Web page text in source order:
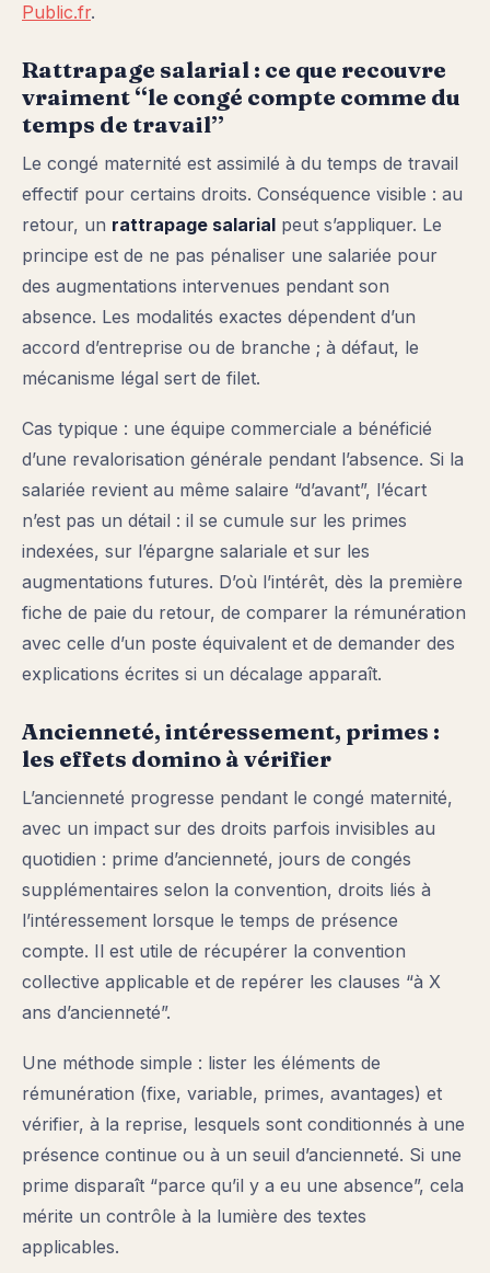
Public.fr.
Rattrapage salarial : ce que recouvre
vraiment “le congé compte comme du
temps de travail”
Le congé maternité est assimilé à du temps de travail
effectif pour certains droits. Conséquence visible : au
retour, un rattrapage salarial peut s’appliquer. Le
principe est de ne pas pénaliser une salariée pour
des augmentations intervenues pendant son
absence. Les modalités exactes dépendent d’un
accord d’entreprise ou de branche ; à défaut, le
mécanisme légal sert de filet.
Cas typique : une équipe commerciale a bénéficié
d’une revalorisation générale pendant l’absence. Si la
salariée revient au même salaire “d’avant”, l’écart
n’est pas un détail : il se cumule sur les primes
indexées, sur l’épargne salariale et sur les
augmentations futures. D’où l’intérêt, dès la première
fiche de paie du retour, de comparer la rémunération
avec celle d’un poste équivalent et de demander des
explications écrites si un décalage apparaît.
Ancienneté, intéressement, primes :
les effets domino à vérifier
L’ancienneté progresse pendant le congé maternité,
avec un impact sur des droits parfois invisibles au
quotidien : prime d’ancienneté, jours de congés
supplémentaires selon la convention, droits liés à
l’intéressement lorsque le temps de présence
compte. Il est utile de récupérer la convention
collective applicable et de repérer les clauses “à X
ans d’ancienneté”.
Une méthode simple : lister les éléments de
rémunération (fixe, variable, primes, avantages) et
vérifier, à la reprise, lesquels sont conditionnés à une
présence continue ou à un seuil d’ancienneté. Si une
prime disparaît “parce qu’il y a eu une absence”, cela
mérite un contrôle à la lumière des textes
applicables.